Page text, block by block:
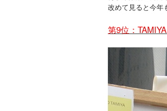
改めて見ると今年
第9位：